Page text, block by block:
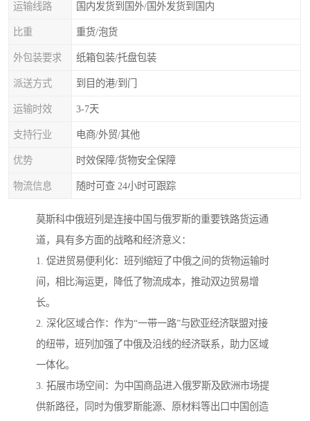
运输线路 国内发货到国外/国外发货到国内
比重 重货/泡货
外包装要求 纸箱包装/托盘包装
派送方式 到目的港/到门
运输时效 3-7天
支持行业 电商/外贸/其他
优势 时效保障/货物安全保障
物流信息 随时可查 24小时可跟踪
莫斯科中俄班列是连接中国与俄罗斯的重要铁路货运通
道，具有多方面的战略和经济意义：
1. 促进贸易便利化：班列缩短了中俄之间的货物运输时
间，相比海运更，降低了物流成本，推动双边贸易增
长。
2. 深化区域合作：作为“一带一路”与欧亚经济联盟对接
的纽带，班列加强了中俄及沿线的经济联系，助力区域
一体化。
3. 拓展市场空间：为中国商品进入俄罗斯及欧洲市场提
供新路径，同时为俄罗斯能源、原材料等出口中国创造